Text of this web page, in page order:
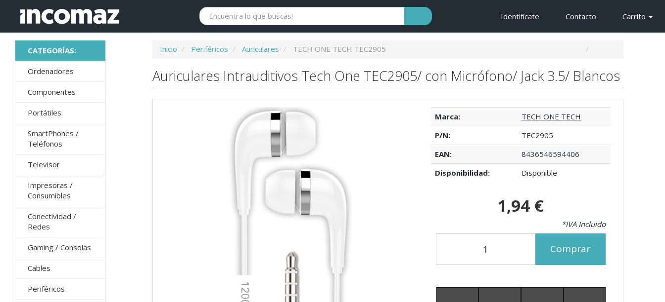
Identifícate Contacto Carrito
Ordenadores
Componentes
Portátiles
SmartPhones /
Teléfonos
Televisor
Impresoras /
Consumibles
Conectividad /
Redes
Gaming / Consolas
Cables
Periféricos
Inicio Periféricos Auriculares TECH ONE TECH TEC2905
Auriculares Intrauditivos Tech One TEC2905/ con Micrófono/ Jack 3.5/ Blancos
Marca:
TECH ONE TECH
P/N:
TEC2905
EAN:
8436546594406
Disponibilidad:
Disponible
1,94 €
*IVA Incluido
Comprar